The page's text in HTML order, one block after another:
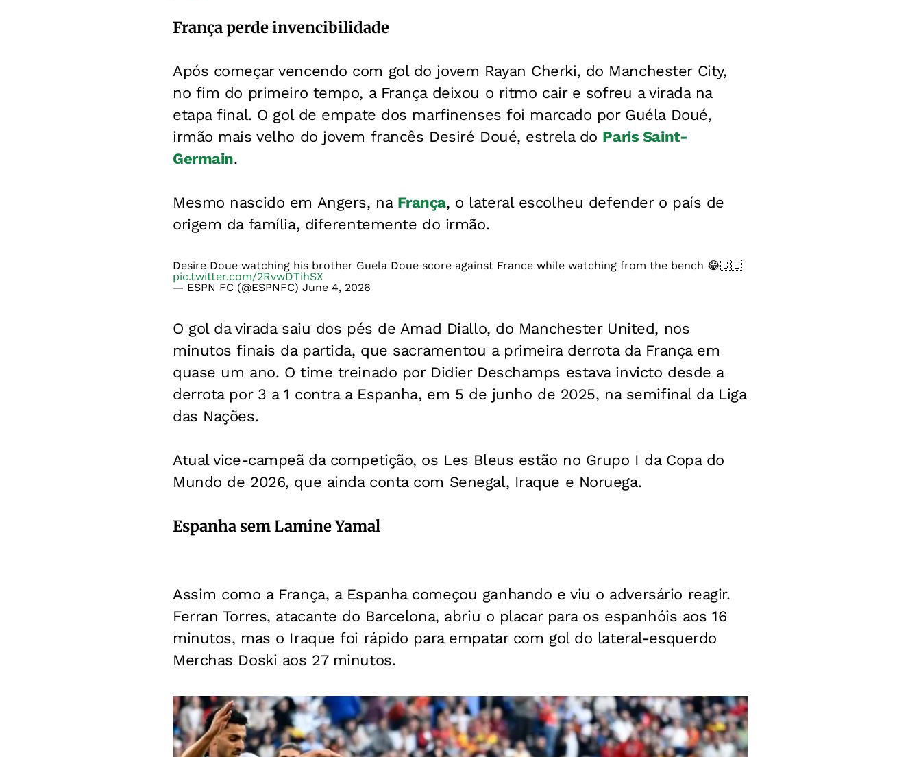
França perde invencibilidade
Após começar vencendo com gol do jovem Rayan Cherki, do Manchester City,
no fim do primeiro tempo, a França deixou o ritmo cair e sofreu a virada na
etapa final. O gol de empate dos marfinenses foi marcado por Guéla Doué,
irmão mais velho do jovem francês Desiré Doué, estrela do Paris Saint-
Germain.
Mesmo nascido em Angers, na França, o lateral escolheu defender o país de
origem da família, diferentemente do irmão.
Desire Doue watching his brother Guela Doue score against France while watching from the bench 😂🇨🇮
pic.twitter.com/2RvwDTihSX
— ESPN FC (@ESPNFC) June 4, 2026
O gol da virada saiu dos pés de Amad Diallo, do Manchester United, nos
minutos finais da partida, que sacramentou a primeira derrota da França em
quase um ano. O time treinado por Didier Deschamps estava invicto desde a
derrota por 3 a 1 contra a Espanha, em 5 de junho de 2025, na semifinal da Liga
das Nações.
Atual vice-campeã da competição, os Les Bleus estão no Grupo I da Copa do
Mundo de 2026, que ainda conta com Senegal, Iraque e Noruega.
Espanha sem Lamine Yamal
Assim como a França, a Espanha começou ganhando e viu o adversário reagir.
Ferran Torres, atacante do Barcelona, abriu o placar para os espanhóis aos 16
minutos, mas o Iraque foi rápido para empatar com gol do lateral-esquerdo
Merchas Doski aos 27 minutos.